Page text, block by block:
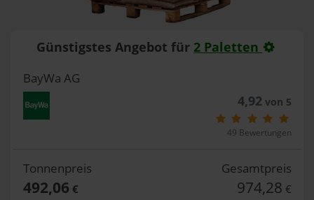
Günstigstes Angebot für 2 Paletten
BayWa AG
4,92von 5
49 Bewertungen
Tonnenpreis
492,06 €
Gesamtpreis
974,28 €